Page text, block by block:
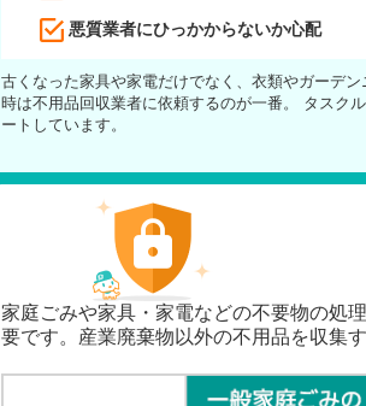
悪質業者にひっかからないか心配
古くなった家具や家電だけでなく、衣類やガーデ
時は不用品回収業者に依頼するのが一番。 タスク
ートしています。
家庭ごみや家具・家電などの不要物の処
要です。産業廃棄物以外の不用品を収集